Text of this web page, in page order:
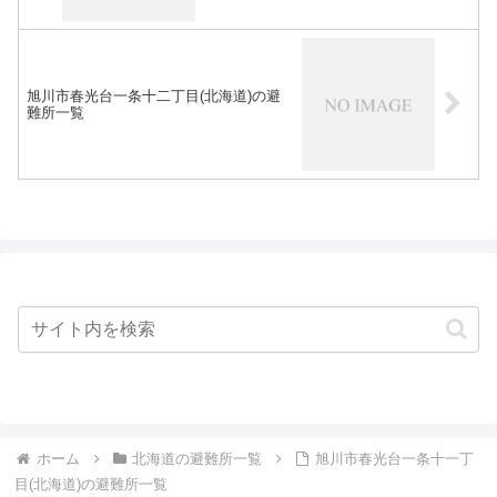
旭川市春光台一条十二丁目(北海道)の避
難所一覧
ホーム 北海道の避難所一覧
旭川市春光台一条十一丁
目(北海道)の避難所一覧